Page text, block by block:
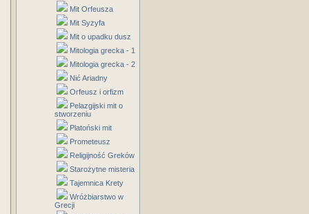
Mit Orfeusza
Mit Syzyfa
Mit o upadku dusz
Mitologia grecka - 1
Mitologia grecka - 2
Nić Ariadny
Orfeusz i orfizm
Pelazgijski mit o
stworzeniu
Platoński mit
Prometeusz
Religijność Greków
Starożytne misteria
Tajemnica Krety
Wróżbiarstwo w
Grecji